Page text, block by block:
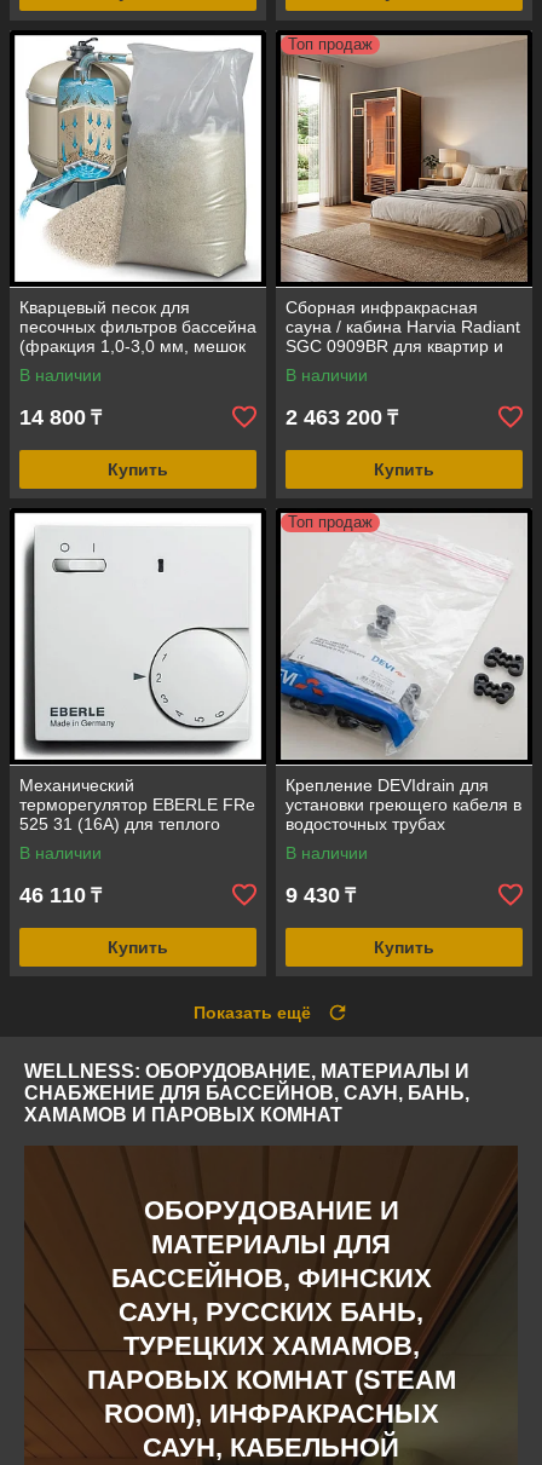
Кварцевый песок для
песочных фильтров бассейна
(фракция 1,0-3,0 мм, мешок
25 кг.)
В наличии
14 800 ₸
Купить
Топ продаж
Сборная инфракрасная
сауна / кабина Harvia Radiant
SGC 0909BR для квартир и
частных домов
(одноместная)
В наличии
2 463 200 ₸
Купить
Механический
терморегулятор EBERLE FRe
525 31 (16А) для теплого
электрического пола (с
датчиком пола)
В наличии
46 110 ₸
Купить
Топ продаж
Крепление DEVIdrain для
установки греющего кабеля в
водосточных трубах
(упаковка = 25 шт)
В наличии
9 430 ₸
Купить
Показать ещё
WELLNESS: ОБОРУДОВАНИЕ, МАТЕРИАЛЫ И
СНАБЖЕНИЕ ДЛЯ БАССЕЙНОВ, САУН, БАНЬ,
ХАМАМОВ И ПАРОВЫХ КОМНАТ
ОБОРУДОВАНИЕ И
МАТЕРИАЛЫ ДЛЯ
БАССЕЙНОВ, ФИНСКИХ
САУН, РУССКИХ БАНЬ,
ТУРЕЦКИХ ХАМАМОВ,
ПАРОВЫХ КОМНАТ (STEAM
ROOM), ИНФРАКРАСНЫХ
САУН, КАБЕЛЬНОЙ